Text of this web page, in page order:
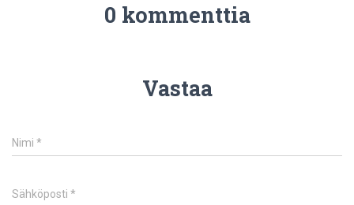
0 kommenttia
Vastaa
Nimi *
Sähköposti *